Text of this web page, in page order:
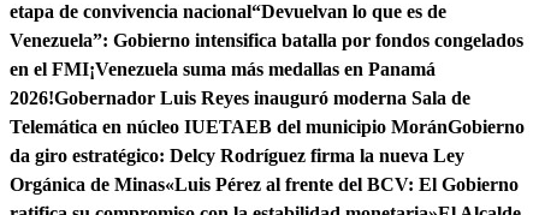
etapa de convivencia nacional“Devuelvan lo que es de
Venezuela”: Gobierno intensifica batalla por fondos congelados
en el FMI¡Venezuela suma más medallas en Panamá
2026!Gobernador Luis Reyes inauguró moderna Sala de
Telemática en núcleo IUETAEB del municipio MoránGobierno
da giro estratégico: Delcy Rodríguez firma la nueva Ley
Orgánica de Minas«Luis Pérez al frente del BCV: El Gobierno